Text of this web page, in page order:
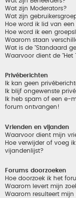
Wat zijn Moderators?
Wat zijn
Hoe word ik lid van
Hoe word ik een
Waarom staan
Wat is de "Standaard
Waarvoor dient de "Het
Privéberichten
Ik kan geen
Ik blijf ongewenste
Ik heb spam of een e-
forum ontvangen!
Vrienden en vijanden
Waarvoor dient mijn
Hoe verwijder of voeg
vijandenlijst?
Forums doorzoeken
Hoe doorzoek ik het
Waarom levert mijn
Waarom resulteert